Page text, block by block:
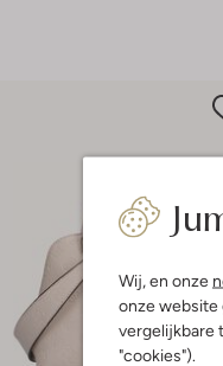
Wij, en onze
onze website
vergelijkbare
"cookies").